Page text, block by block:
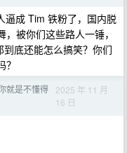
逼成 Tim 铁粉了，国内脱
被你们这些路人一锤，
底还能怎么搞笑？你们
就是不懂得
2025 年 11 月
16 日